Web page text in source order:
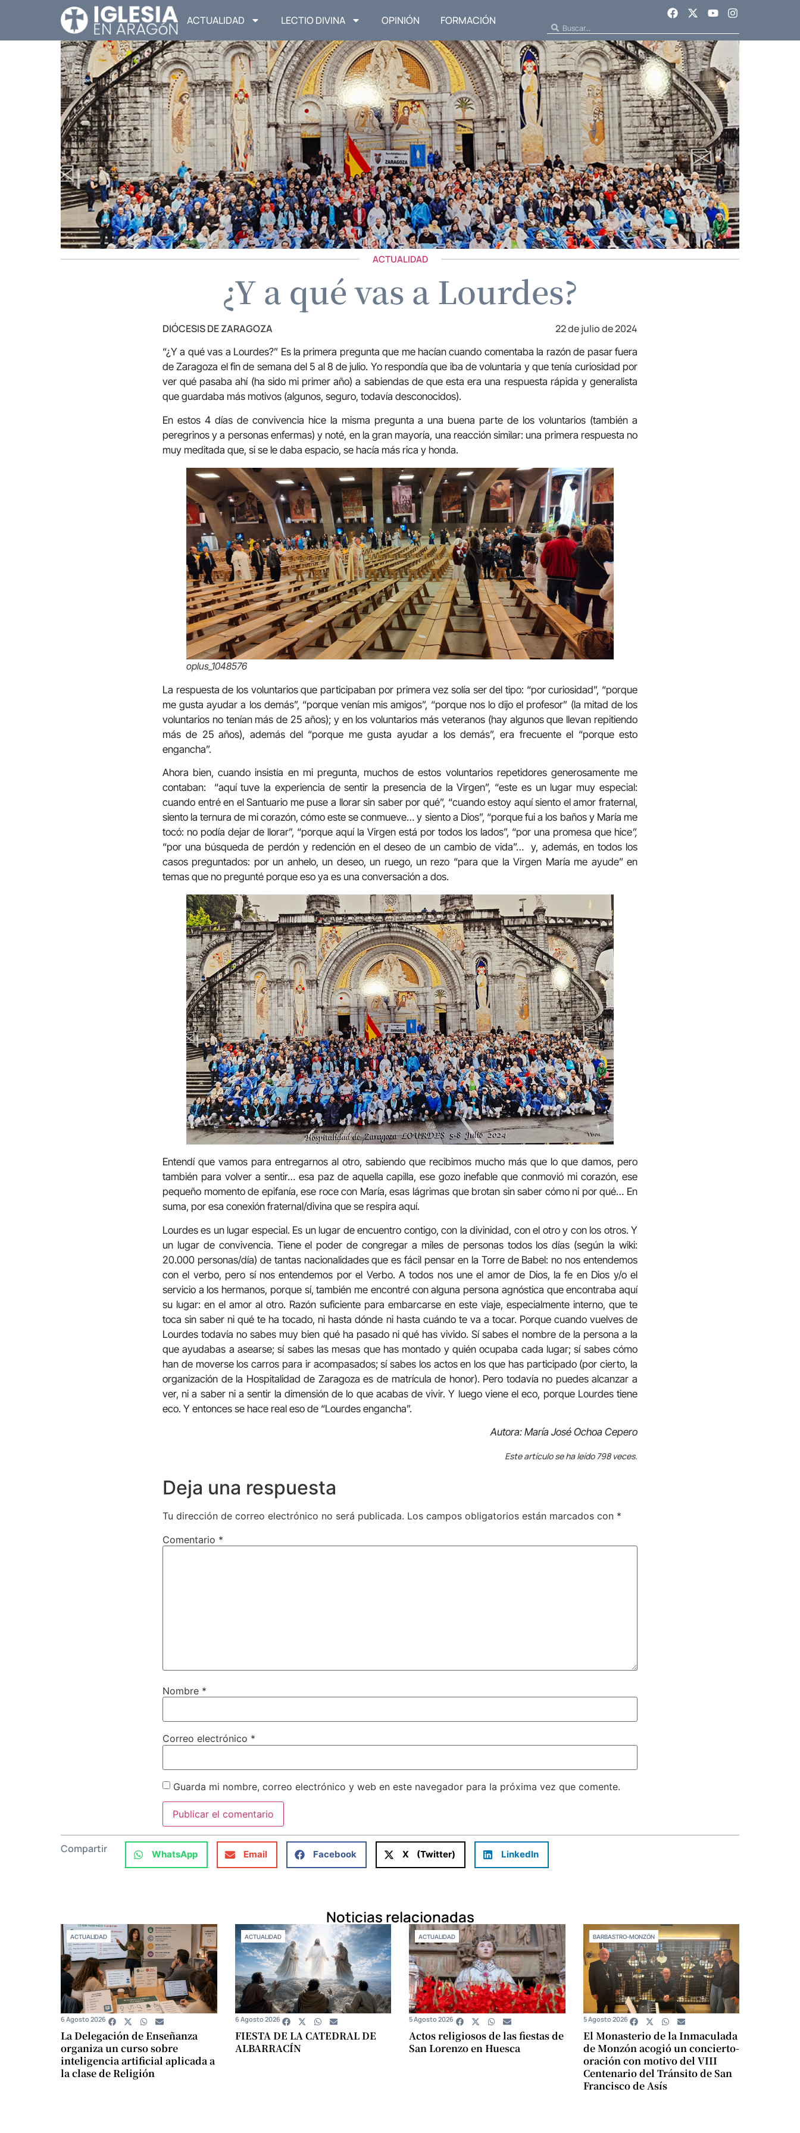
ACTUALIDAD LECTIO DIVINA OPINIÓN FORMACIÓN
ACTUALIDAD
¿Y a qué vas a Lourdes?
DIÓCESIS DE ZARAGOZA 22 de julio de 2024
“¿Y a qué vas a Lourdes?” Es la primera pregunta que me hacían cuando comentaba la razón de pasar fuera
de Zaragoza el fin de semana del 5 al 8 de julio. Yo respondía que iba de voluntaria y que tenía curiosidad por
ver qué pasaba ahí (ha sido mi primer año) a sabiendas de que esta era una respuesta rápida y generalista
que guardaba más motivos (algunos, seguro, todavía desconocidos).
En estos 4 días de convivencia hice la misma pregunta a una buena parte de los voluntarios (también a
peregrinos y a personas enfermas) y noté, en la gran mayoría, una reacción similar: una primera respuesta no
muy meditada que, si se le daba espacio, se hacía más rica y honda.
oplus_1048576
La respuesta de los voluntarios que participaban por primera vez solía ser del tipo: “por curiosidad”, “porque
me gusta ayudar a los demás”, “porque venían mis amigos”, “porque nos lo dijo el profesor” (la mitad de los
voluntarios no tenían más de 25 años); y en los voluntarios más veteranos (hay algunos que llevan repitiendo
más de 25 años), además del “porque me gusta ayudar a los demás”, era frecuente el “porque esto
engancha”.
Ahora bien, cuando insistía en mi pregunta, muchos de estos voluntarios repetidores generosamente me
contaban: “aquí tuve la experiencia de sentir la presencia de la Virgen”, “este es un lugar muy especial:
cuando entré en el Santuario me puse a llorar sin saber por qué”, “cuando estoy aquí siento el amor fraternal,
siento la ternura de mi corazón, cómo este se conmueve… y siento a Dios”, “porque fui a los baños y María me
tocó: no podía dejar de llorar”, “porque aquí la Virgen está por todos los lados”, “por una promesa que hice”,
“por una búsqueda de perdón y redención en el deseo de un cambio de vida”… y, además, en todos los
casos preguntados: por un anhelo, un deseo, un ruego, un rezo “para que la Virgen María me ayude” en
temas que no pregunté porque eso ya es una conversación a dos.
Entendí que vamos para entregarnos al otro, sabiendo que recibimos mucho más que lo que damos, pero
también para volver a sentir… esa paz de aquella capilla, ese gozo inefable que conmovió mi corazón, ese
pequeño momento de epifanía, ese roce con María, esas lágrimas que brotan sin saber cómo ni por qué… En
suma, por esa conexión fraternal/divina que se respira aquí.
Lourdes es un lugar especial. Es un lugar de encuentro contigo, con la divinidad, con el otro y con los otros. Y
un lugar de convivencia. Tiene el poder de congregar a miles de personas todos los días (según la wiki:
20.000 personas/día) de tantas nacionalidades que es fácil pensar en la Torre de Babel: no nos entendemos
con el verbo, pero sí nos entendemos por el Verbo. A todos nos une el amor de Dios, la fe en Dios y/o el
servicio a los hermanos, porque sí, también me encontré con alguna persona agnóstica que encontraba aquí
su lugar: en el amor al otro. Razón suficiente para embarcarse en este viaje, especialmente interno, que te
toca sin saber ni qué te ha tocado, ni hasta dónde ni hasta cuándo te va a tocar. Porque cuando vuelves de
Lourdes todavía no sabes muy bien qué ha pasado ni qué has vivido. Sí sabes el nombre de la persona a la
que ayudabas a asearse; sí sabes las mesas que has montado y quién ocupaba cada lugar; sí sabes cómo
han de moverse los carros para ir acompasados; sí sabes los actos en los que has participado (por cierto, la
organización de la Hospitalidad de Zaragoza es de matrícula de honor). Pero todavía no puedes alcanzar a
ver, ni a saber ni a sentir la dimensión de lo que acabas de vivir. Y luego viene el eco, porque Lourdes tiene
eco. Y entonces se hace real eso de “Lourdes engancha”.
Autora: María José Ochoa Cepero
Este artículo se ha leído 798 veces.
Deja una respuesta
Tu dirección de correo electrónico no será publicada. Los campos obligatorios están marcados con *
Comentario *
Nombre *
Correo electrónico *
Guarda mi nombre, correo electrónico y web en este navegador para la próxima vez que comente.
Compartir WhatsApp Email Facebook X (Twitter) LinkedIn
Noticias relacionadas
ACTUALIDAD
La Delegación de Enseñanza
organiza un curso sobre
inteligencia artificial aplicada a
la clase de Religión
6 Agosto 2026
ACTUALIDAD
FIESTA DE LA CATEDRAL DE
ALBARRACÍN
6 Agosto 2026
ACTUALIDAD
Actos religiosos de las fiestas de
San Lorenzo en Huesca
5 Agosto 2026
BARBASTRO-MONZÓN
El Monasterio de la Inmaculada
de Monzón acogió un concierto-
oración con motivo del VIII
Centenario del Tránsito de San
Francisco de Asís
5 Agosto 2026